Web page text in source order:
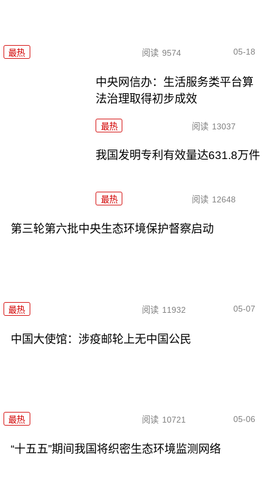
最热 阅读 9574 05-18
中央网信办：生活服务类平台算
法治理取得初步成效
最热 阅读 13037
我国发明专利有效量达631.8万件
最热 阅读 12648
第三轮第六批中央生态环境保护督察启动
最热 阅读 11932 05-07
中国大使馆：涉疫邮轮上无中国公民
最热 阅读 10721 05-06
“十五五”期间我国将织密生态环境监测网络